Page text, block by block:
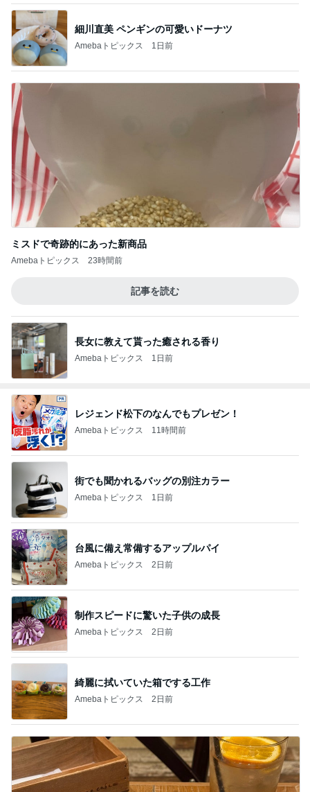
細川直美 ペンギンの可愛いドーナツ
Amebaトピックス 1日前
ミスドで奇跡的にあった新商品
Amebaトピックス 23時間前
記事を読む
長女に教えて貰った癒される香り
Amebaトピックス 1日前
レジェンド松下のなんでもプレゼン！
Amebaトピックス 11時間前
街でも聞かれるバッグの別注カラー
Amebaトピックス 1日前
台風に備え常備するアップルパイ
Amebaトピックス 2日前
制作スピードに驚いた子供の成長
Amebaトピックス 2日前
綺麗に拭いていた箱でする工作
Amebaトピックス 2日前